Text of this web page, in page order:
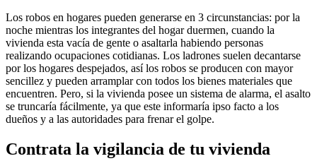
Los robos en hogares pueden generarse en 3 circunstancias: por la
noche mientras los integrantes del hogar duermen, cuando la
vivienda esta vacía de gente o asaltarla habiendo personas
realizando ocupaciones cotidianas. Los ladrones suelen decantarse
por los hogares despejados, así los robos se producen con mayor
sencillez y pueden arramplar con todos los bienes materiales que
encuentren. Pero, si la vivienda posee un sistema de alarma, el asalto
se truncaría fácilmente, ya que este informaría ipso facto a los
dueños y a las autoridades para frenar el golpe.
Contrata la vigilancia de tu vivienda